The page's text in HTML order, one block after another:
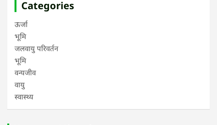
Categories
ऊर्जा
भूमि
जलवायु परिवर्तन
भूमि
वन्यजीव
वायु
स्वास्थ्य